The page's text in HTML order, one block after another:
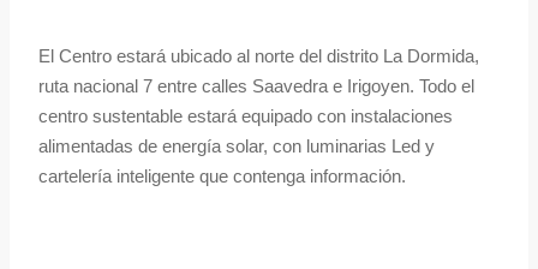
El Centro estará ubicado al norte del distrito La Dormida,
ruta nacional 7 entre calles Saavedra e Irigoyen. Todo el
centro sustentable estará equipado con instalaciones
alimentadas de energía solar, con luminarias Led y
cartelería inteligente que contenga información.